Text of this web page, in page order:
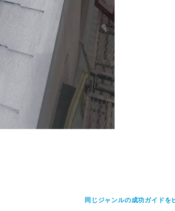
同じジャンルの成功ガイドを